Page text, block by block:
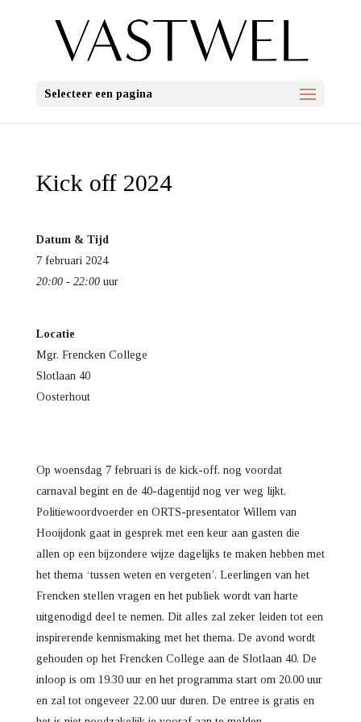
Selecteer een pagina
Kick off 2024
Datum & Tijd
7 februari 2024
20:00 - 22:00uur
Locatie
Mgr. Frencken College
Slotlaan 40
Oosterhout
Op woensdag 7 februari is de kick-off, nog voordat
carnaval begint en de 40-dagentijd nog ver weg lijkt.
Politiewoordvoerder en ORTS-presentator Willem van
Hooijdonk gaat in gesprek met een keur aan gasten die
allen op een bijzondere wijze dagelijks te maken hebben met
het thema ‘tussen weten en vergeten’. Leerlingen van het
Frencken stellen vragen en het publiek wordt van harte
uitgenodigd deel te nemen. Dit alles zal zeker leiden tot een
inspirerende kennismaking met het thema. De avond wordt
gehouden op het Frencken College aan de Slotlaan 40. De
inloop is om 19.30 uur en het programma start om 20.00 uur
en zal tot ongeveer 22.00 uur duren. De entree is gratis en